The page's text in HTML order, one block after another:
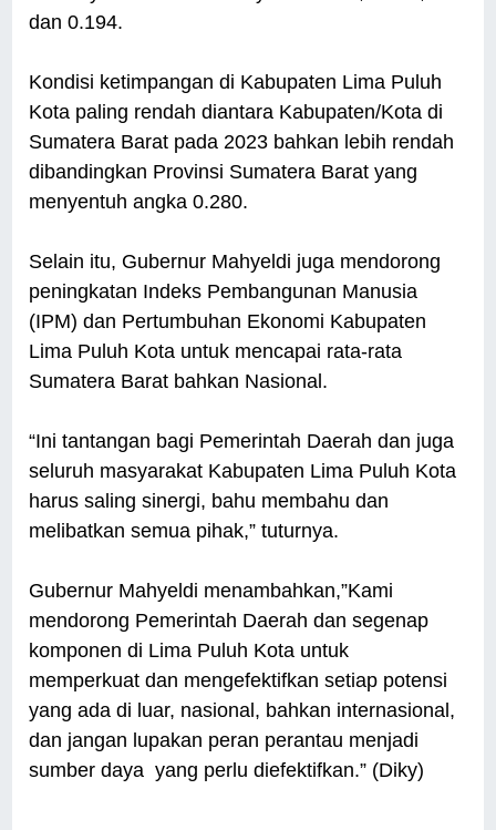
dan 0.194.
Kondisi ketimpangan di Kabupaten Lima Puluh
Kota paling rendah diantara Kabupaten/Kota di
Sumatera Barat pada 2023 bahkan lebih rendah
dibandingkan Provinsi Sumatera Barat yang
menyentuh angka 0.280.
Selain itu, Gubernur Mahyeldi juga mendorong
peningkatan Indeks Pembangunan Manusia
(IPM) dan Pertumbuhan Ekonomi Kabupaten
Lima Puluh Kota untuk mencapai rata-rata
Sumatera Barat bahkan Nasional.
“Ini tantangan bagi Pemerintah Daerah dan juga
seluruh masyarakat Kabupaten Lima Puluh Kota
harus saling sinergi, bahu membahu dan
melibatkan semua pihak,” tuturnya.
Gubernur Mahyeldi menambahkan,”Kami
mendorong Pemerintah Daerah dan segenap
komponen di Lima Puluh Kota untuk
memperkuat dan mengefektifkan setiap potensi
yang ada di luar, nasional, bahkan internasional,
dan jangan lupakan peran perantau menjadi
sumber daya yang perlu diefektifkan.” (Diky)